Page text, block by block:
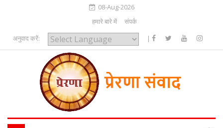
08-Aug-2026
हमारे बारे में
संपर्क
अनुवाद करें:
Powered by
|